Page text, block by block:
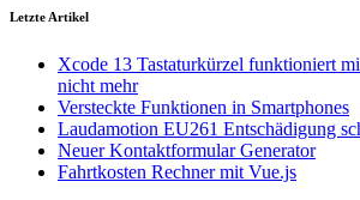
Letzte Artikel
Xcode 13 Tastaturkürzel funktioniert
nicht mehr
Versteckte Funktionen in Smartphones
Laudamotion EU261 Entschädigung
Neuer Kontaktformular Generator
Fahrtkosten Rechner mit Vue.js